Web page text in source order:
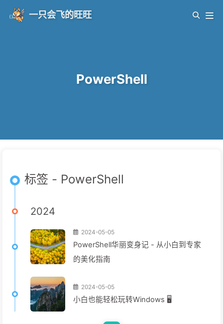
一只会飞的旺旺
PowerShell
标签 - PowerShell
2024
2024-05-05
PowerShell华丽变身记 - 从小白到专家
的美化指南
2024-05-05
小白也能轻松玩转Windows 🖥️